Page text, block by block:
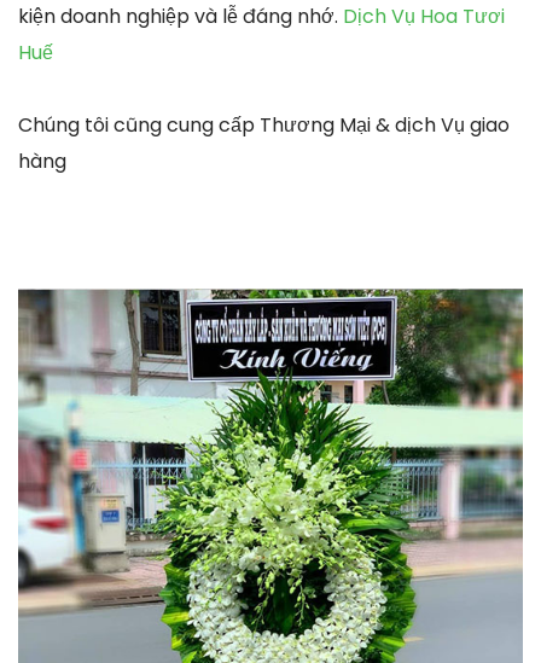
kiện doanh nghiệp và lễ đáng nhớ. Dịch Vụ Hoa Tươi
Huế
Chúng tôi cũng cung cấp Thương Mại & dịch Vụ giao
hàng